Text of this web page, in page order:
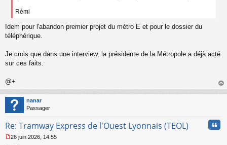
Rémi
Idem pour l'abandon premier projet du métro E et pour le dossier du
téléphérique.
Je crois que dans une interview, la présidente de la Métropole a déjà acté
sur ces faits.
@+
au
nanar
Passager
Re: Tramway Express de l'Ouest Lyonnais (TEOL)
26 juin 2026, 14:55